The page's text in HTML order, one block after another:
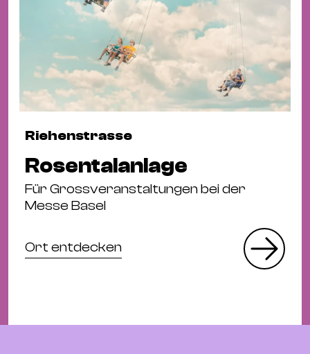
Riehenstrasse
Rosentalanlage
Für Grossveranstaltungen bei der
Messe Basel
Ort entdecken